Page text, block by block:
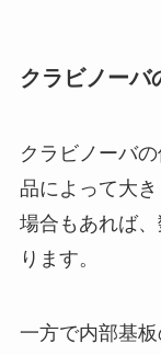
クラビノーバ
クラビノーバ
品によって大
場合もあれば
ります。
一方で内部基